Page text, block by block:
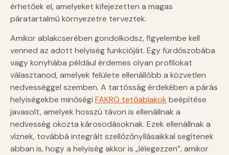
érhetőek el, amelyeket kifejezetten a magas
páratartalmú környezetre terveztek.
Amikor ablakcserében gondolkodsz, figyelembe kell
venned az adott helyiség funkcióját. Egy fürdőszobába
vagy konyhába például érdemes olyan profilokat
választanod, amelyek felülete ellenállóbb a közvetlen
nedvességgel szemben. A tartósság érdekében a párás
helyiségekbe minőségi FAKRO tetőablakok beépítése
javasolt, amelyek hosszú távon is ellenállnak a
nedvesség okozta károsodásoknak. Ezek ellenállnak a
víznek, továbbá integrált szellőzőnyílásaikkal segítenek
abban is, hogy a helyiség akkor is „lélegezzen”, amikor